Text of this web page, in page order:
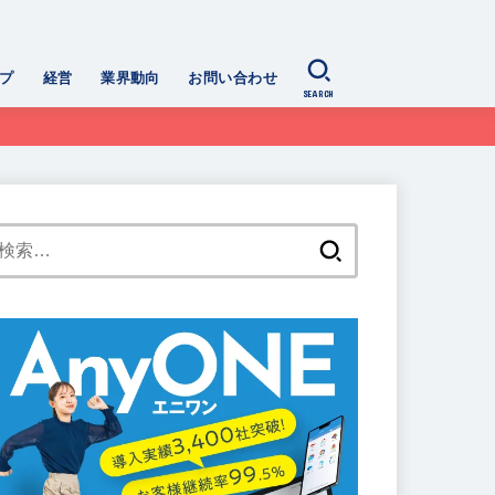
経営 業界動向 お問い合わせ
SEARCH